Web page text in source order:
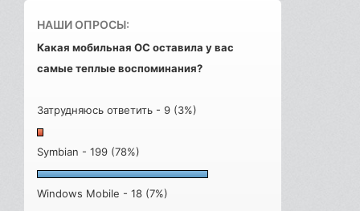
НАШИ ОПРОСЫ:
Какая мобильная ОС оставила у вас
самые теплые воспоминания?
Затрудняюсь ответить - 9 (3%)
Symbian - 199 (78%)
Windows Mobile - 18 (7%)